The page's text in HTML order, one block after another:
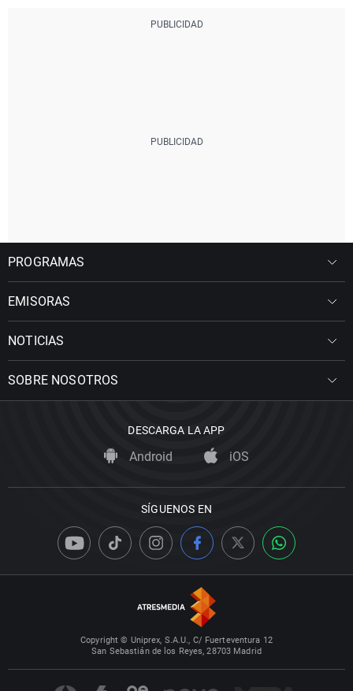
PROGRAMAS
EMISORAS
NOTICIAS
SOBRE NOSOTROS
DESCARGA LA APP
Android iOS
SÍGUENOS EN
Copyright © Uniprex, S.A.U., C/ Fuerteventura 12
San Sebastián de los Reyes, 28703 Madrid